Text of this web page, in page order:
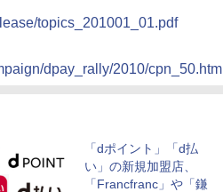
topics_201001_01.pdf
dpay_rally/2010/cpn_50.html
「dポイント」「d払
い」の新規加盟店、
「Francfranc」や「鎌